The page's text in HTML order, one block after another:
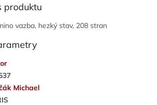
produktu
vazba, hezký stav, 208 stran
Michael